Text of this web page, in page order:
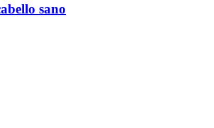
sano